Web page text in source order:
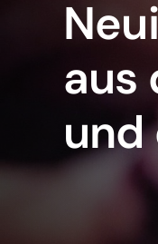
aus
und